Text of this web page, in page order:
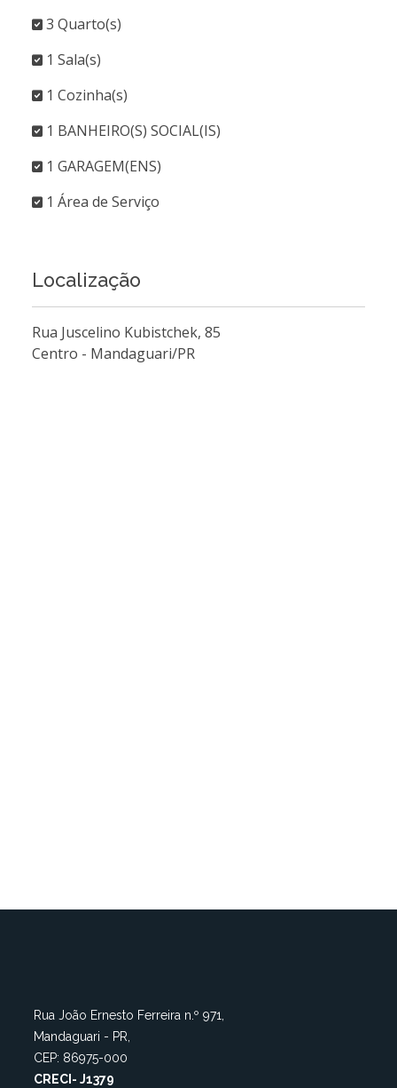
3 Quarto(s)
1 Sala(s)
1 Cozinha(s)
1 BANHEIRO(S) SOCIAL(IS)
1 GARAGEM(ENS)
1 Área de Serviço
Localização
Rua Juscelino Kubistchek, 85
Centro - Mandaguari/PR
Rua João Ernesto Ferreira n.º 971,
Mandaguari - PR,
CEP: 86975-000
CRECI- J1379